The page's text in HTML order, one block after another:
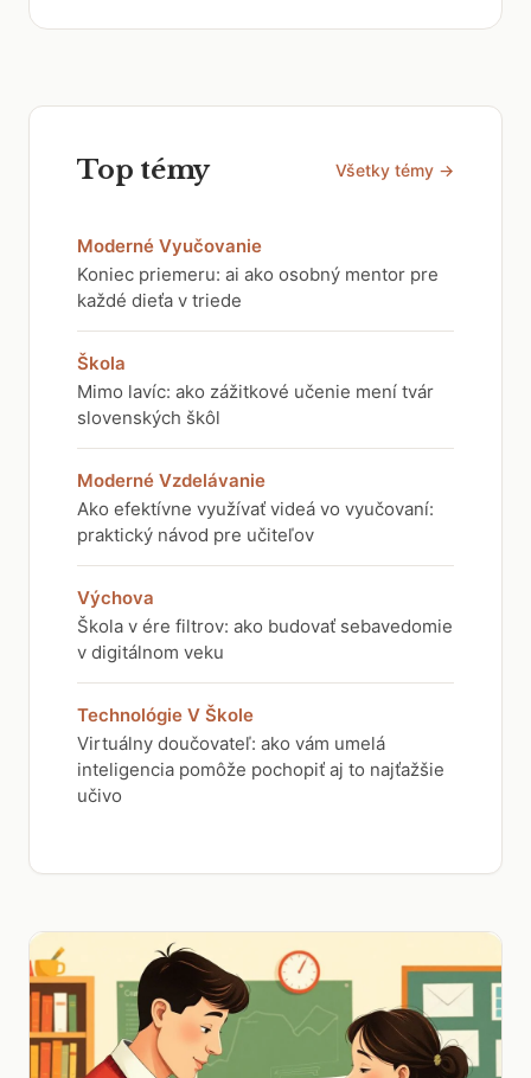
Top témy Všetky témy →
Moderné Vyučovanie
Koniec priemeru: ai ako osobný mentor pre
každé dieťa v triede
Škola
Mimo lavíc: ako zážitkové učenie mení tvár
slovenských škôl
Moderné Vzdelávanie
Ako efektívne využívať videá vo vyučovaní:
praktický návod pre učiteľov
Výchova
Škola v ére filtrov: ako budovať sebavedomie
v digitálnom veku
Technológie V Škole
Virtuálny doučovateľ: ako vám umelá
inteligencia pomôže pochopiť aj to najťažšie
učivo